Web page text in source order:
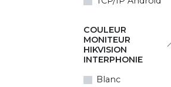
COULEUR
MONITEUR
HIKVISION
INTERPHONIE
Blanc